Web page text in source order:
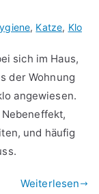
, Katze, Klo
sich im Haus,
der Wohnung
angewiesen.
und häufig
Weiterlesen